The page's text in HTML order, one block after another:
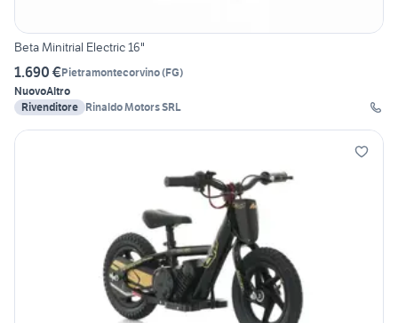
Beta Minitrial Electric 16"
1.690 €Pietramontecorvino(FG)
NuovoAltro
Rivenditore Rinaldo Motors SRL